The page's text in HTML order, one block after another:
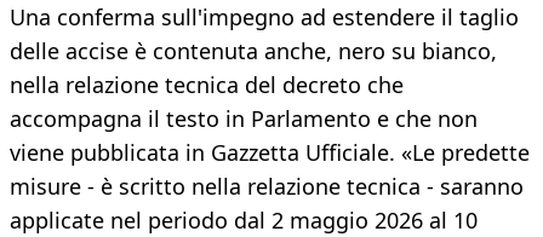
Una conferma sull'impegno ad estendere il taglio
delle accise è contenuta anche, nero su bianco,
nella relazione tecnica del decreto che
accompagna il testo in Parlamento e che non
viene pubblicata in Gazzetta Ufficiale. «Le predette
misure - è scritto nella relazione tecnica - saranno
applicate nel periodo dal 2 maggio 2026 al 10